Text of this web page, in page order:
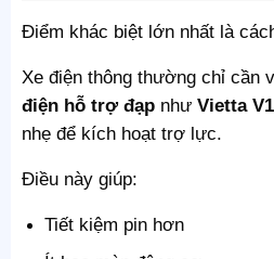
Điểm khác biệt lớn nhất là
Xe điện thông thường chỉ cần
điện hỗ trợ đạpnhư Vietta V1
nhẹ để kích hoạt trợ lực.
Điều này giúp:
Tiết kiệm pin hơn